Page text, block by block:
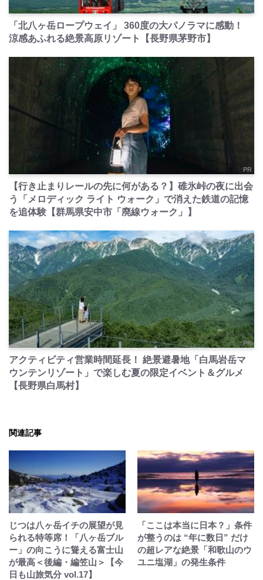
PR
「北八ヶ岳ロープウェイ」 360度の大パノラマに感動！
涼感あふれる絶景高原リゾート【長野県茅野市】
PR
【行き止まりレールの先に何がある？】碓氷峠の夜に出会
う「メロディック ライト ウォーク」で消えた鉄道の記憶
を追体験【群馬県安中市「廃線ウォーク」】
PR
アクティビティ営業時間延長！ 絶景避暑地「白馬岩岳マ
ウンテンリゾート」で楽しむ夏の限定イベント＆グルメ
【長野県白馬村】
関連記事
じつは八ヶ岳イチの展望が見
られる特等席！「八ヶ岳ブル
ー」の向こうに聳える富士山
が最高＜後編・編笠山＞【今
日も山旅気分 vol.17】
「ここは本当に日本？」条件
が整うのは “年に数日” だけ
の超レアな絶景「和歌山のウ
ユニ塩湖」の発生条件